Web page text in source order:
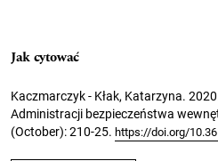
Jak cytować
Kaczmarczyk - Kłak, Katarzyna.
Administracji bezpieczeństwa
(October): 210-25. https://doi.org/